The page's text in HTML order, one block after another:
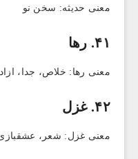
معنی حدیثه: سخن نو
۴۱. رها
معنی رها: خلاص، جدا، ازاد
۴۲. غزل
معنی غزل: شعر،